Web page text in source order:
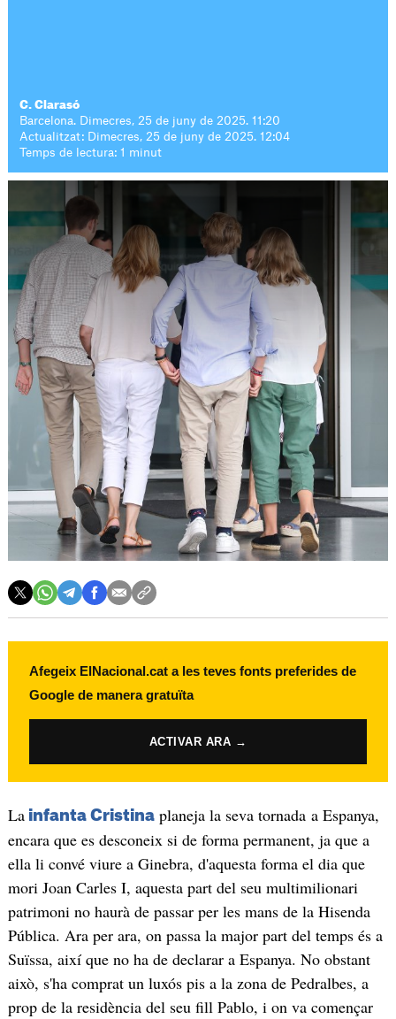
C. Clarasó
Barcelona. Dimecres, 25 de juny de 2025. 11:20
Actualitzat: Dimecres, 25 de juny de 2025. 12:04
Temps de lectura: 1 minut
Afegeix ElNacional.cat a les teves fonts preferides de
Google de manera gratuïta
ACTIVAR ARA →
La infanta Cristinaplaneja la seva tornada a Espanya,
encara que es desconeix si de forma permanent, ja que a
ella li convé viure a Ginebra, d'aquesta forma el dia que
mori Joan Carles I, aquesta part del seu multimilionari
patrimoni no haurà de passar per les mans de la Hisenda
Pública. Ara per ara, on passa la major part del temps és a
Suïssa, així que no ha de declarar a Espanya. No obstant
això, s'ha comprat un luxós pis a la zona de Pedralbes, a
prop de la residència del seu fill Pablo, i on va començar